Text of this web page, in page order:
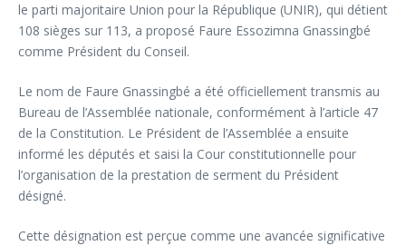
le parti majoritaire Union pour la République (UNIR), qui détient
108 sièges sur 113, a proposé Faure Essozimna Gnassingbé
comme Président du Conseil.
Le nom de Faure Gnassingbé a été officiellement transmis au
Bureau de l’Assemblée nationale, conformément à l’article 47
de la Constitution. Le Président de l’Assemblée a ensuite
informé les députés et saisi la Cour constitutionnelle pour
l’organisation de la prestation de serment du Président
désigné.
Cette désignation est perçue comme une avancée significative